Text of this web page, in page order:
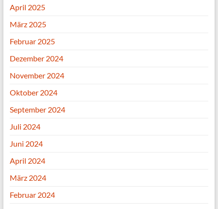
April 2025
März 2025
Februar 2025
Dezember 2024
November 2024
Oktober 2024
September 2024
Juli 2024
Juni 2024
April 2024
März 2024
Februar 2024